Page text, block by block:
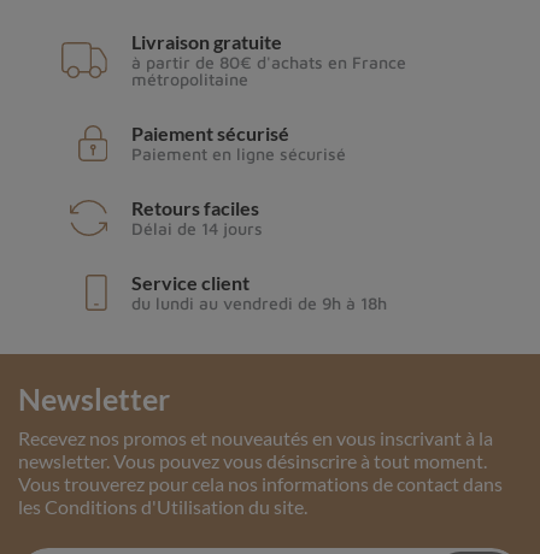
Livraison gratuite
à partir de 80€ d'achats en France
métropolitaine
Paiement sécurisé
Paiement en ligne sécurisé
Retours faciles
Délai de 14 jours
Service client
du lundi au vendredi de 9h à 18h
Newsletter
Recevez nos promos et nouveautés en vous inscrivant à la
newsletter. Vous pouvez vous désinscrire à tout moment.
Vous trouverez pour cela nos informations de contact dans
les Conditions d'Utilisation du site.